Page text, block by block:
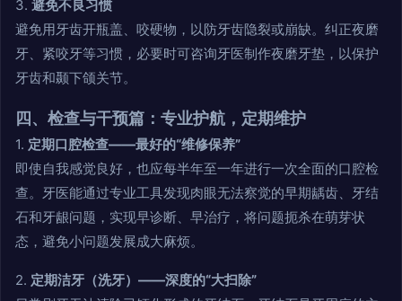
3. 避免不良习惯
避免用牙齿开瓶盖、咬硬物，以防牙齿隐裂或崩缺。纠正夜磨
牙、紧咬牙等习惯，必要时可咨询牙医制作夜磨牙垫，以保护
牙齿和颞下颌关节。
四、检查与干预篇：专业护航，定期维护
1. 定期口腔检查——最好的“维修保养”
即使自我感觉良好，也应每半年至一年进行一次全面的口腔检
查。牙医能通过专业工具发现肉眼无法察觉的早期龋齿、牙结
石和牙龈问题，实现早诊断、早治疗，将问题扼杀在萌芽状
态，避免小问题发展成大麻烦。
2. 定期洁牙（洗牙）——深度的“大扫除”